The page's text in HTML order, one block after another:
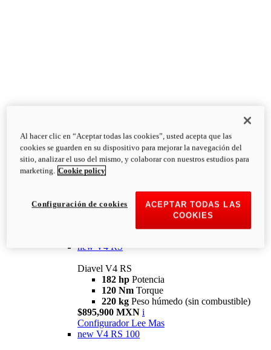
Diavel
V4
Diavel V4
126 NmTorque
223 kg
PESO HÚMEDO SIN
new V4 RS
Diavel V4 RS
182 hp Potencia
120 Nm Torque
220 kg Peso húmedo (sin combustible)
$895,900 MXN i
Configurador Lee Mas
new V4 RS 100
Al hacer clic en “Aceptar todas las cookies”, usted acepta que las
cookies se guarden en su dispositivo para mejorar la navegación del
sitio, analizar el uso del mismo, y colaborar con nuestros estudios para
marketing. Cookie policy
ACEPTAR TODAS LAS
COOKIES
Configuración de cookies